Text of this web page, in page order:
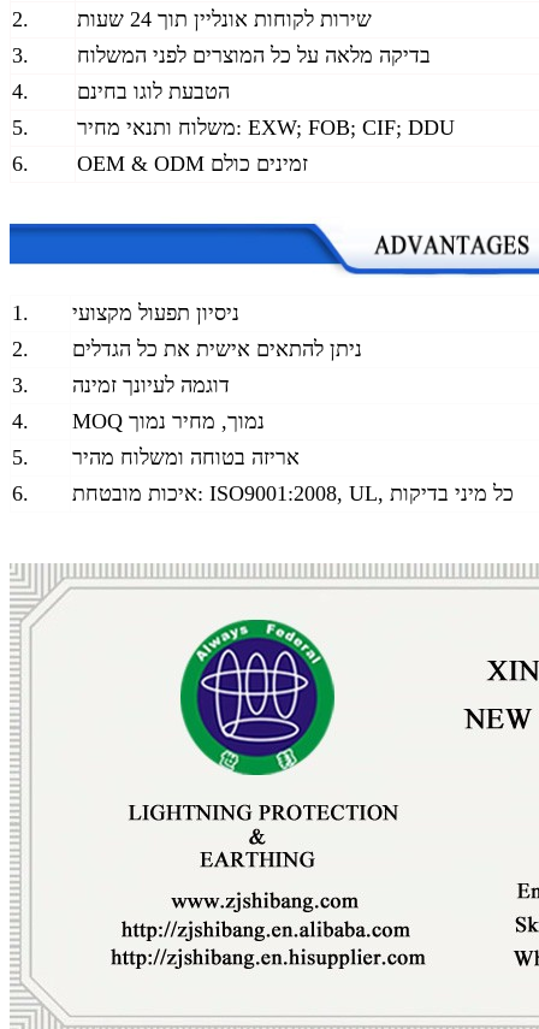
2.
שירות לקוחות אונליין תוך 24 שעות
3.
בדיקה מלאה על כל המוצרים לפני המשלוח
4.
הטבעת לוגו בחינם
5.
משלוח ותנאי מחיר: EXW; FOB; CIF; DDU
6.
OEM & ODM זמינים כולם
1.
ניסיון תפעול מקצועי
2.
ניתן להתאים אישית את כל הגדלים
3.
דוגמה לעיונך זמינה
4.
MOQ נמוך, מחיר נמוך
5.
אריזה בטוחה ומשלוח מהיר
6.
איכות מובטחת: ISO9001:2008, UL, כל מיני בדיקות